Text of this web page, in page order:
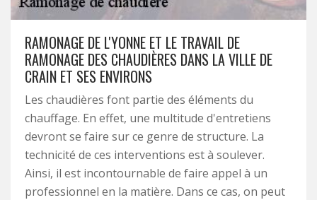
RAMONAGE DE L'YONNE ET LE TRAVAIL DE
RAMONAGE DES CHAUDIÈRES DANS LA VILLE DE
CRAIN ET SES ENVIRONS
Les chaudières font partie des éléments du
chauffage. En effet, une multitude d'entretiens
devront se faire sur ce genre de structure. La
technicité de ces interventions est à soulever.
Ainsi, il est incontournable de faire appel à un
professionnel en la matière. Dans ce cas, on peut